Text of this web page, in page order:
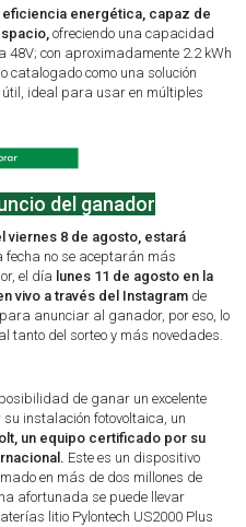
energética, capaz de
ofreciendo una capacidad
48V; con aproximadamente 2.2 kWh
catalogado como una solución
ideal para usar en múltiples
del ganador
viernes 8 de agosto, estará
fecha no se aceptarán más
el día lunes 11 de agosto en la
vivo a través del Instagram de
anunciar al ganador, por eso, lo
tanto del sorteo y más novedades.
de ganar un excelente
instalación fotovoltaica, un
un equipo certificado por su
Este es un dispositivo
en más de dos millones de
afortunada se puede llevar
litio Pylontech US2000 Plus